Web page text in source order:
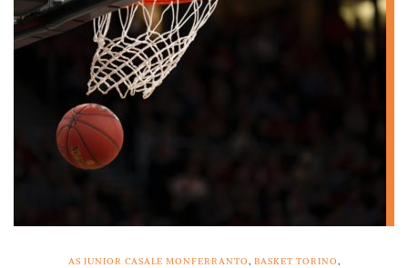
AS JUNIOR CASALE MONFERRANTO, BASKET TORINO,